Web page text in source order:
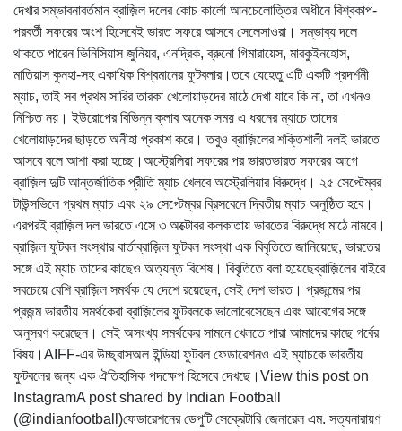
দেখার সম্ভাবনাবর্তমান ব্রাজ়িল দলের কোচ কার্লো আনচেলোত্তির অধীনে বিশ্বকাপ-
পরবর্তী সফরের অংশ হিসেবেই ভারত সফরে আসবে সেলেসাওরা। সম্ভাব্য দলে
থাকতে পারেন ভিনিসিয়াস জুনিয়র, এনদ্রিক, ব্রুনো গিমারায়েস, মারকুইনহোস,
মাতিয়াস কুনহা-সহ একাধিক বিশ্বমানের ফুটবলার।তবে যেহেতু এটি একটি প্রদর্শনী
ম্যাচ, তাই সব প্রথম সারির তারকা খেলোয়াড়দের মাঠে দেখা যাবে কি না, তা এখনও
নিশ্চিত নয়। ইউরোপের বিভিন্ন ক্লাব অনেক সময় এ ধরনের ম্যাচে তাদের
খেলোয়াড়দের ছাড়তে অনীহা প্রকাশ করে। তবুও ব্রাজ়িলের শক্তিশালী দলই ভারতে
আসবে বলে আশা করা হচ্ছে।অস্ট্রেলিয়া সফরের পর ভারতভারত সফরের আগে
ব্রাজ়িল দুটি আন্তর্জাতিক প্রীতি ম্যাচ খেলবে অস্ট্রেলিয়ার বিরুদ্ধে। ২৫ সেপ্টেম্বর
টাউন্সভিলে প্রথম ম্যাচ এবং ২৯ সেপ্টেম্বর ব্রিসবেনে দ্বিতীয় ম্যাচ অনুষ্ঠিত হবে।
এরপরই ব্রাজ়িল দল ভারতে এসে ৩ অক্টোবর কলকাতায় ভারতের বিরুদ্ধে মাঠে নামবে।
ব্রাজ়িল ফুটবল সংস্থার বার্তাব্রাজ়িল ফুটবল সংস্থা এক বিবৃতিতে জানিয়েছে, ভারতের
সঙ্গে এই ম্যাচ তাদের কাছেও অত্যন্ত বিশেষ। বিবৃতিতে বলা হয়েছেব্রাজ়িলের বাইরে
সবচেয়ে বেশি ব্রাজ়িল সমর্থক যে দেশে রয়েছেন, সেই দেশ ভারত। প্রজন্মের পর
প্রজন্ম ভারতীয় সমর্থকেরা ব্রাজ়িলের ফুটবলকে ভালোবেসেছেন এবং আবেগের সঙ্গে
অনুসরণ করেছেন। সেই অসংখ্য সমর্থকের সামনে খেলতে পারা আমাদের কাছে গর্বের
বিষয়।AIFF-এর উচ্ছ্বাসঅল ইন্ডিয়া ফুটবল ফেডারেশনও এই ম্যাচকে ভারতীয়
ফুটবলের জন্য এক ঐতিহাসিক পদক্ষেপ হিসেবে দেখছে।View this post on
InstagramA post shared by Indian Football
(@indianfootball)ফেডারেশনের ডেপুটি সেক্রেটারি জেনারেল এম. সত্যনারায়ণ